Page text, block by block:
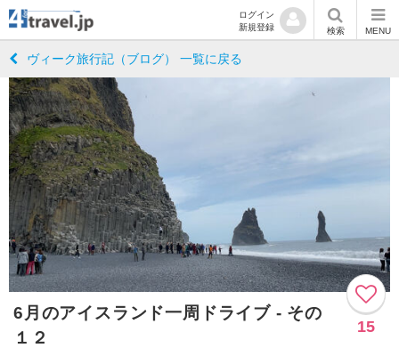
ログイン
新規登録
検索 MENU
ヴィーク旅行記（ブログ） 一覧に戻る
6月のアイスランド一周ドライブ - その
１２
15